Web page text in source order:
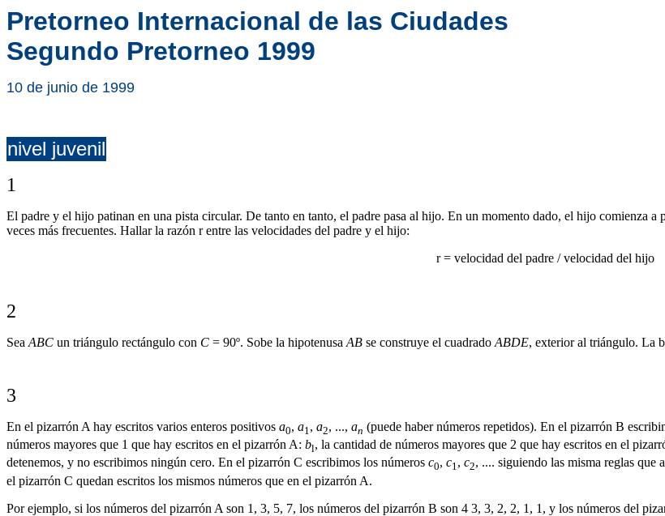
Pretorneo Internacional de las Ciudades
Segundo Pretorneo 1999
10 de junio de 1999
nivel juvenil
1
El padre y el hijo patinan en una pista circular. De tanto en tanto, el padre pasa al hijo. En un momento dado, el hijo comienza
veces más frecuentes. Hallar la razón r entre las velocidades del padre y el hijo:
r = velocidad del padre / velocidad del hijo
2
Sea ABC un triángulo rectángulo con C = 90º. Sobe la hipotenusa AB se construye el cuadrado ABDE, exterior al triángulo. La
3
En el pizarrón A hay escritos varios enteros positivos a0, a1, a2, ..., an (puede haber números repetidos). En el pizarrón B
números mayores que 1 que hay escritos en el pizarrón A: bl, la cantidad de números mayores que 2 que hay escritos en el
detenemos, y no escribimos ningún cero. En el pizarrón C escribimos los números c0, c1, c2, .... siguiendo las misma reglas que
el pizarrón C quedan escritos los mismos números que en el pizarrón A.
Por ejemplo, si los números del pizarrón A son 1, 3, 5, 7, los números del pizarrón B son 4 3, 3, 2, 2, 1, 1, y los números del